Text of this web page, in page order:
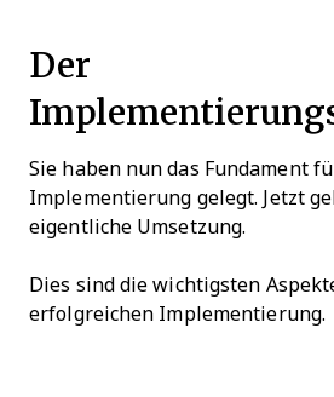
Der
Sie haben nun das Fundament
Implementierung gelegt. Jetzt
eigentliche Umsetzung.
Dies sind die wichtigsten
erfolgreichen Implementierung.